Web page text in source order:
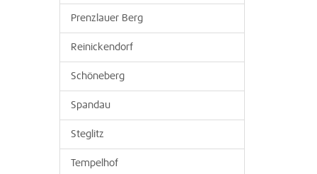
Prenzlauer Berg
Reinickendorf
Schöneberg
Spandau
Steglitz
Tempelhof